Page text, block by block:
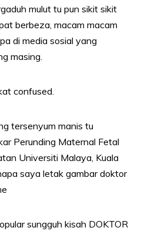
mulut tu pun sikit sikit
berbeza, macam macam
di media sosial yang
masing.
confused.
tersenyum manis tu
Perunding Maternal Fetal
Universiti Malaya, Kuala
saya letak gambar doktor
sungguh kisah DOKTOR